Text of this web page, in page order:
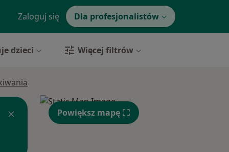
Zaloguj się Dla profesjonalistów
dzieci Więcej filtrów
Powiększ mapę